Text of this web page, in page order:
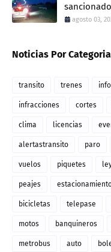
sancionado
agosto 03,
Noticias Por Categoria
transito trenes
infracciones cortes
clima licencias
alertastransito paro
vuelos piquetes
peajes
bicicletas telepase
motos banquineros
metrobus auto